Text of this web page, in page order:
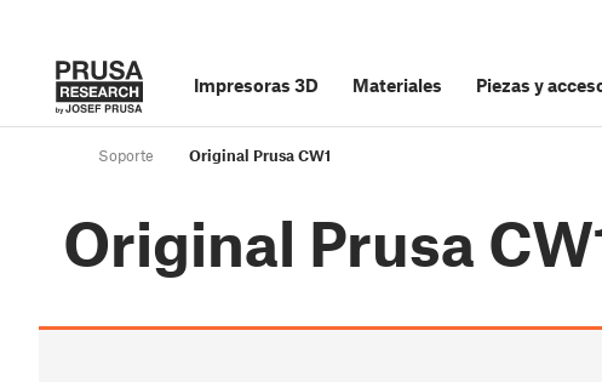
Impresoras 3D Materiales Piezas y
Soporte Original Prusa CW1
Original Prusa